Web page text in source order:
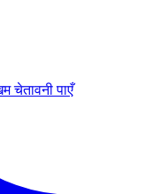
चेतावनी पाएँ